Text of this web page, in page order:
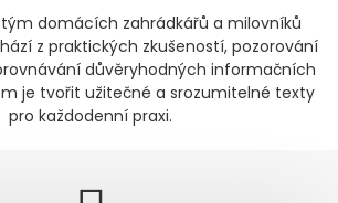
domácích zahrádkářů a milovníků
z praktických zkušeností, pozorování
důvěryhodných informačních
je tvořit užitečné a srozumitelné texty
pro každodenní praxi.